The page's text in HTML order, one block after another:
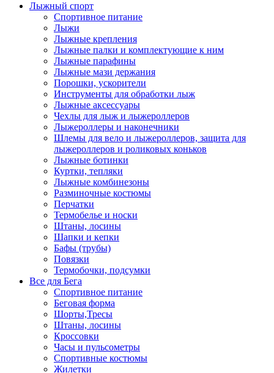
Лыжный спорт
Спортивное питание
Лыжи
Лыжные крепления
Лыжные палки и комплектующие к ним
Лыжные парафины
Лыжные мази держания
Порошки, ускорители
Инструменты для обработки лыж
Лыжные аксессуары
Чехлы для лыж и лыжероллеров
Лыжероллеры и наконечники
Шлемы для вело и лыжероллеров, защита для
лыжероллеров и роликовых коньков
Лыжные ботинки
Куртки, тепляки
Лыжные комбинезоны
Разминочные костюмы
Перчатки
Термобелье и носки
Штаны, лосины
Шапки и кепки
Бафы (трубы)
Повязки
Термобочки, подсумки
Все для Бега
Спортивное питание
Беговая форма
Шорты,Тресы
Штаны, лосины
Кроссовки
Часы и пульсометры
Спортивные костюмы
Жилетки